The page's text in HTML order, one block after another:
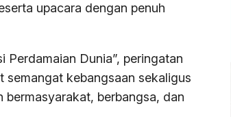
upacara dengan penuh
Perdamaian Dunia”, peringatan
semangat kebangsaan sekaligus
berbangsa, dan